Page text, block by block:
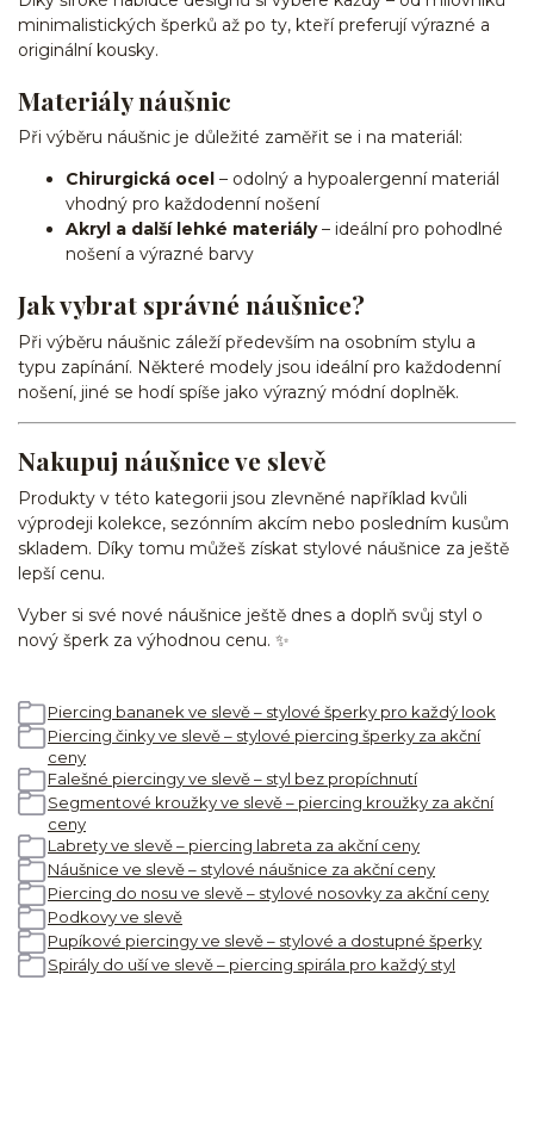
minimalistických šperků až po ty, kteří preferují výrazné a
originální kousky.
Materiály náušnic
Při výběru náušnic je důležité zaměřit se i na materiál:
Chirurgická ocel – odolný a hypoalergenní materiál
vhodný pro každodenní nošení
Akryl a další lehké materiály– ideální pro pohodlné
nošení a výrazné barvy
Jak vybrat správné náušnice?
Při výběru náušnic záleží především na osobním stylu a
typu zapínání. Některé modely jsou ideální pro každodenní
nošení, jiné se hodí spíše jako výrazný módní doplněk.
Nakupuj náušnice ve slevě
Produkty v této kategorii jsou zlevněné například kvůli
výprodeji kolekce, sezónním akcím nebo posledním kusům
skladem. Díky tomu můžeš získat stylové náušnice za ještě
lepší cenu.
Vyber si své nové náušnice ještě dnes a doplň svůj styl o
nový šperk za výhodnou cenu. ✨
Piercing bananek ve slevě – stylové šperky pro každý look
Piercing činky ve slevě – stylové piercing šperky za akční
ceny
Falešné piercingy ve slevě – styl bez propíchnutí
Segmentové kroužky ve slevě – piercing kroužky za akční
ceny
Labrety ve slevě – piercing labreta za akční ceny
Náušnice ve slevě – stylové náušnice za akční ceny
Piercing do nosu ve slevě – stylové nosovky za akční ceny
Podkovy ve slevě
Pupíkové piercingy ve slevě – stylové a dostupné šperky
Spirály do uší ve slevě – piercing spirála pro každý styl